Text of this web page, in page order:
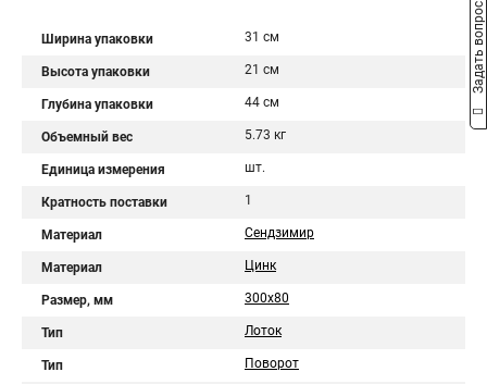
Ширина упаковки 31 см
Высота упаковки 21 см
Глубина упаковки 44 см
Объемный вес 5.73 кг
Единица измерения шт.
Кратность поставки 1
Материал Сендзимир
Материал Цинк
Размер, мм 300х80
Тип Лоток
Тип Поворот
Задать вопрос